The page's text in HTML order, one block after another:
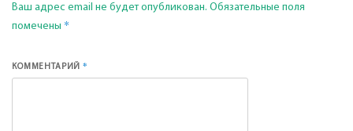
Ваш адрес email не будет опубликован. Обязательные поля
помечены *
КОММЕНТАРИЙ*